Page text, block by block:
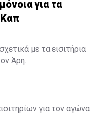
για τα
Καπ
με τα εισιτήρια
Άρη.
για τον αγώνα